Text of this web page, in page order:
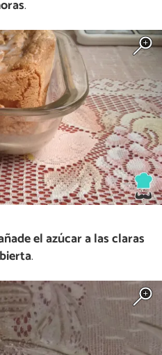
.
el azúcar a las claras
.